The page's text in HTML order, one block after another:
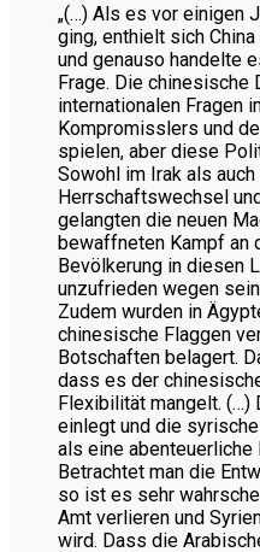
„(…) Als es vor einigen
ging, enthielt sich
und genauso handelte
Frage. Die chinesische
internationalen Fragen
Kompromisslers und
spielen, aber diese
Sowohl im Irak als
Herrschaftswechsel
gelangten die neuen
bewaffneten Kampf an
Bevölkerung in diesen
unzufrieden wegen
Zudem wurden in
chinesische Flaggen
Botschaften belagert.
dass es der
Flexibilität mangelt. (…)
einlegt und die
als eine abenteuerliche
Betrachtet man die
so ist es sehr
Amt verlieren und
wird. Dass die